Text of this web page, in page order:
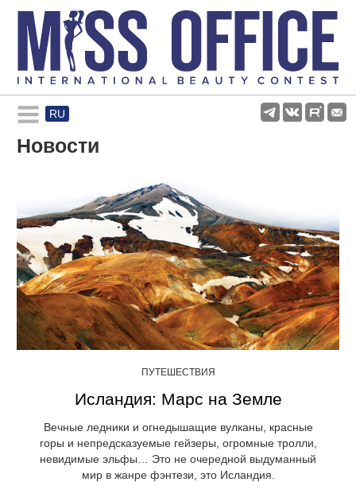
RU
Rules and regulations
Participants
Gallery
Новости
ПУТЕШЕСТВИЯ
Исландия: Марс на Земле
Вечные ледники и огнедышащие вулканы, красные
горы и непредсказуемые гейзеры, огромные тролли,
невидимые эльфы… Это не очередной выдуманный
мир в жанре фэнтези, это Исландия.